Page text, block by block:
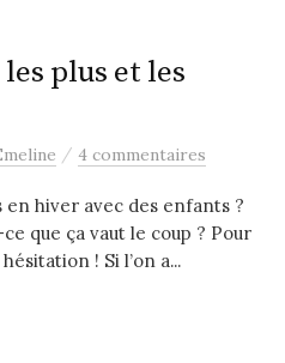
plus et les
/ 4 commentaires
en hiver avec des enfants ?
que ça vaut le coup ? Pour
! Si l’on a...